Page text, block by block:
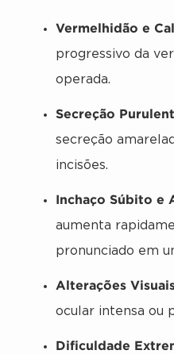
Vermelhidão e
progressivo da
operada.
Secreção
secreção
incisões.
Inchaço Súbito e
aumenta
pronunciado em
Alterações
ocular intensa ou
Dificuldade